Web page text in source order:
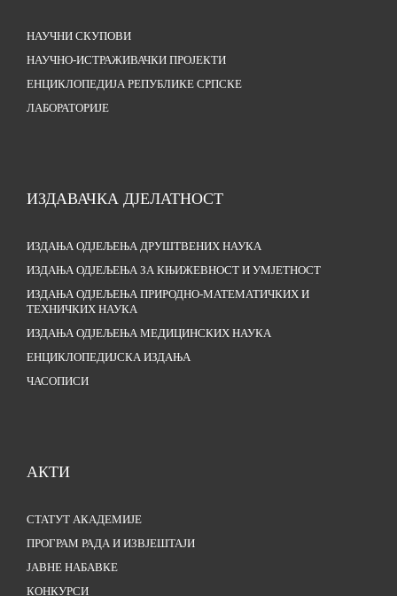
НАУЧНИ СКУПОВИ
НАУЧНО-ИСТРАЖИВАЧКИ ПРОЈЕКТИ
ЕНЦИКЛОПЕДИЈА РЕПУБЛИКЕ СРПСКЕ
ЛАБОРАТОРИЈЕ
ИЗДАВАЧКА ДЈЕЛАТНОСТ
ИЗДАЊА ОДЈЕЉЕЊА ДРУШТВЕНИХ НАУКА
ИЗДАЊА ОДЈЕЉЕЊА ЗА КЊИЖЕВНОСТ И УМЈЕТНОСТ
ИЗДАЊА ОДЈЕЉЕЊА ПРИРОДНО-МАТЕМАТИЧКИХ И
ТЕХНИЧКИХ НАУКА
ИЗДАЊА ОДЈЕЉЕЊА МЕДИЦИНСКИХ НАУКА
ЕНЦИКЛОПЕДИЈСКА ИЗДАЊА
ЧАСОПИСИ
АКТИ
СТАТУТ АКАДЕМИЈЕ
ПРОГРАМ РАДА И ИЗВЈЕШТАЈИ
ЈАВНЕ НАБАВКЕ
КОНКУРСИ